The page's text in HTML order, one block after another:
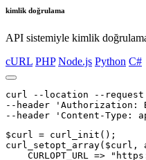
kimlik doğrulama
API sistemiyle kimlik
cURL PHP Node.js Python C#
curl --location --
--header 'Authorization:
--header 'Content-
$curl = curl_init();
curl_setopt_array($curl,
CURLOPT_URL =>